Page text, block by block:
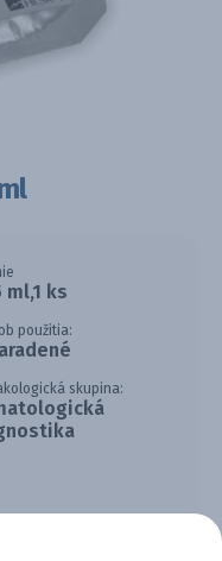
ml,1 ks
použitia:
skupina: